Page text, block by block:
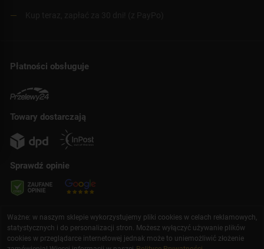
Płatności obsługuje
Towary dostarczają
Sprawdź opinie
Ważne: w naszym sklepie wykorzystujemy pliki cookies w celach reklamowych,
statystycznych i do personalizacji stron. Możesz wyłączyć używanie plików
cookies w przeglądarce internetowej jednak może to uniemożliwić złożenie